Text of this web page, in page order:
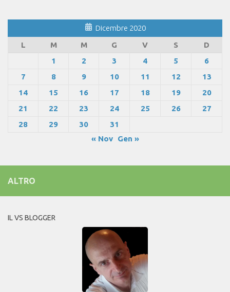
Dicembre 2020
L
M M G V S
D
1
2 3 4 5
6
7
8 9 10 11 12
13
14
15 16 17 18 19
20
21
22 23 24 25 26
27
28
29 30
31
« Nov
Gen »
ALTRO
IL VS BLOGGER